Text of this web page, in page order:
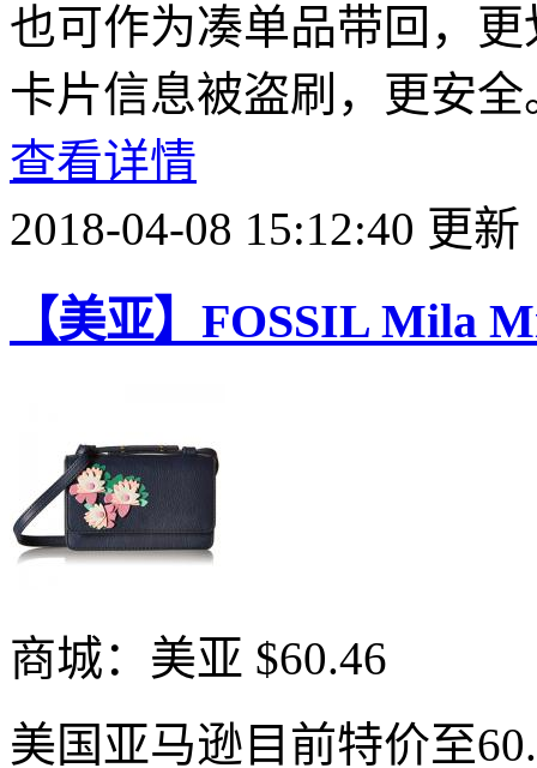
也可作为凑单品带回，
卡片信息被盗刷，更安全
查看详情
2018-04-08 15:12:40 更新
【美亚】FOSSIL Mila
商城：美亚 $60.46
美国亚马逊目前特价至